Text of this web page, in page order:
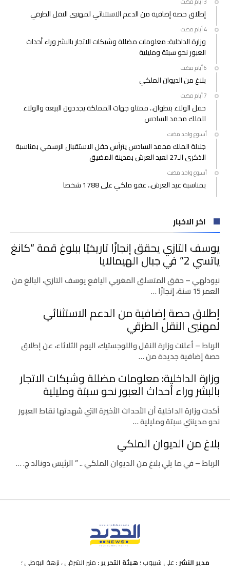
إطلاق حصة إضافية من الدعم الاستثنائي لمهنيي النقل الطرقي
وزارة الداخلية: معلومات مضللة وشبكات الاتجار بالبشر وراء أحداث
العبور نحو سبتة ومليلية
بلاغ من الديوان الملكي
حفل الولاء بتطوان.. ممثلو جهات المملكة يجددون البيعة والولاء
للملك محمد السادس
‫‫‫‏‫أسبوع واحد مضت‬
جلالة الملك محمد السادس يترأس حفل الاستقبال الرسمي بمناسبة
الذكرى الـ27 لعيد العرش بمدينة المضيق
‫‫‫‏‫أسبوع واحد مضت‬
بمناسبة عيد العرش.. عفو ملكي على 1788 شخصا
اخر الاخبار
يوسف التازي يحقق إنجازًا تاريخيًا ببلوغ قمة “كانغ
ياتسي 2” في جبال الهيمالايا
نيودلهي – حقق المتسلق المغربي اليافع يوسف التازي، البالغ من
العمر 15 سنة، إنجازًا …
إطلاق حصة إضافية من الدعم الاستثنائي
لمهنيي النقل الطرقي
الرباط – أعلنت وزارة النقل واللوجستيك، اليوم الثلاثاء، عن إطلاق
حصة إضافية جديدة من …
وزارة الداخلية: معلومات مضللة وشبكات الاتجار
بالبشر وراء أحداث العبور نحو سبتة ومليلية
أكدت وزارة الداخلية أن الأحداث الأخيرة التي شهدتها نقاط العبور
نحو مدينتي سبتة ومليلية …
بلاغ من الديوان الملكي
الرباط – في ما يلي بلاغ من الديوان الملكي .. ” الرئيس دونالد ج. …
مدير النشر : علي شيبوب ؛ هيئة التحرير : منير الشرقي ، نزهة البوطي ؛